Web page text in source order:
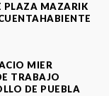
PLAZA MAZARIK
MIER
TRABAJO
DE PUEBLA